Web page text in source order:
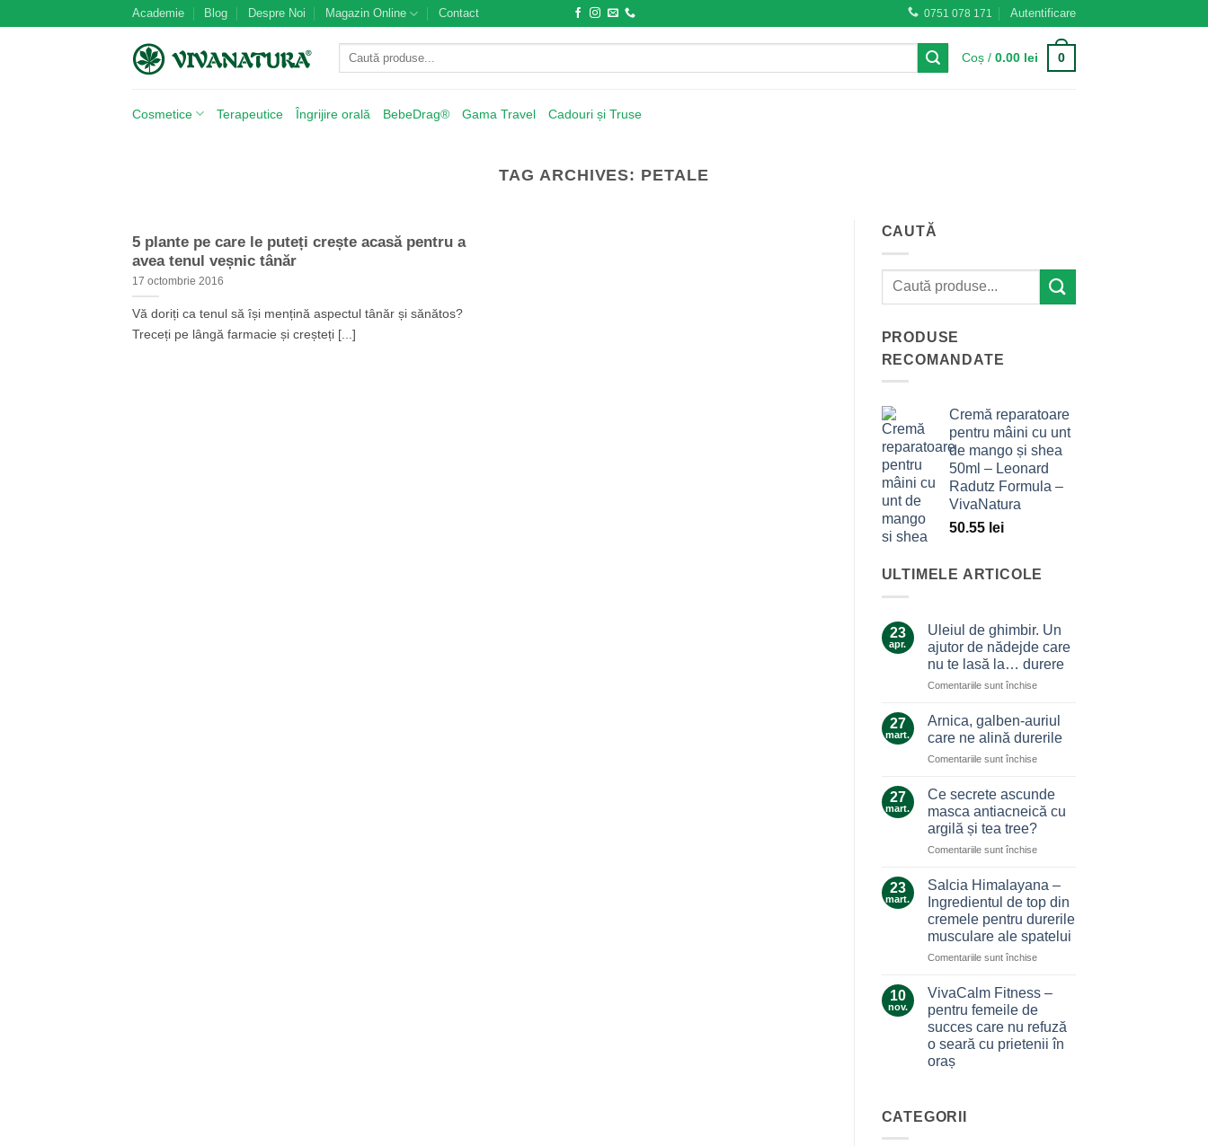
Academie Blog Despre Noi Magazin Online Contact 0751 078 171 Autentificare
Caută
Coș /0.00 lei 0
Cosmetice Terapeutice Îngrijire orală BebeDrag® Gama Travel Cadouri și Truse
TAG ARCHIVES: PETALE
5 plante pe care le puteți crește acasă pentru a
avea tenul veșnic tânăr
17 octombrie 2016
Vă doriți ca tenul să își mențină aspectul tânăr și sănătos?
Treceți pe lângă farmacie și creșteți [...]
CAUTĂ
PRODUSE
RECOMANDATE
Cremă reparatoare
pentru mâini cu unt
de mango și shea
50ml – Leonard
Radutz Formula –
VivaNatura
50.55 lei
ULTIMELE ARTICOLE
23
apr.
Uleiul de ghimbir. Un
ajutor de nădejde care
nu te lasă la… durere
Comentariile sunt închisepentru
de
ghimbir.
Un
ajutor
nădejde
care
nu
lasă
durere
27
mart.
Arnica, galben-auriul
care ne alină durerile
Comentariile sunt închisepentru
galben-
auriul
care
alină
27
mart.
Ce secrete ascunde
masca antiacneică cu
argilă și tea tree?
Comentariile sunt închisepentru
ascunde
masca
antiacneică
cu
argilă
tree?
23
mart.
Salcia Himalayana –
Ingredientul de top din
cremele pentru durerile
musculare ale spatelui
Comentariile sunt închisepentru
Ingredientul
de
top
10
nov.
VivaCalm Fitness –
pentru femeile de
succes care nu refuză
o seară cu prietenii în
oraș
VivaCalm
Fitness
CATEGORII